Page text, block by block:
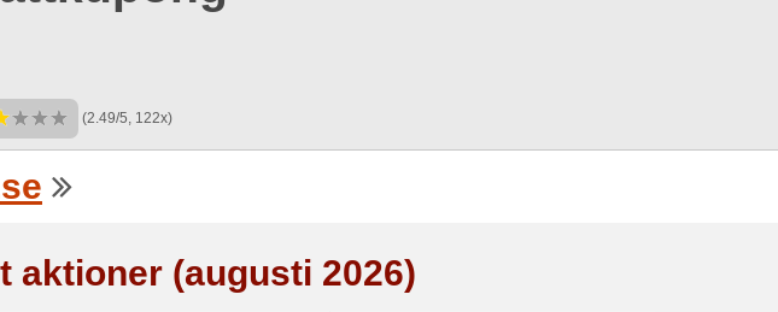
(2.49/5, 122x)
aktioner (augusti 2026)